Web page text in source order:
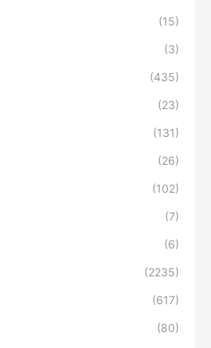
(15)
(3)
(435)
(23)
(131)
(26)
(102)
(7)
(6)
(2235)
(617)
(80)